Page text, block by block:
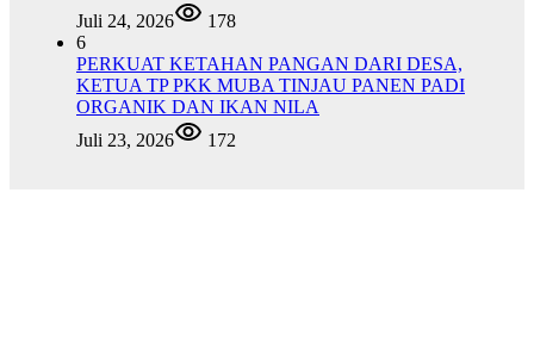
Juli 24, 2026
178
6
PERKUAT KETAHAN PANGAN DARI DESA,
KETUA TP PKK MUBA TINJAU PANEN PADI
ORGANIK DAN IKAN NILA
Juli 23, 2026
172